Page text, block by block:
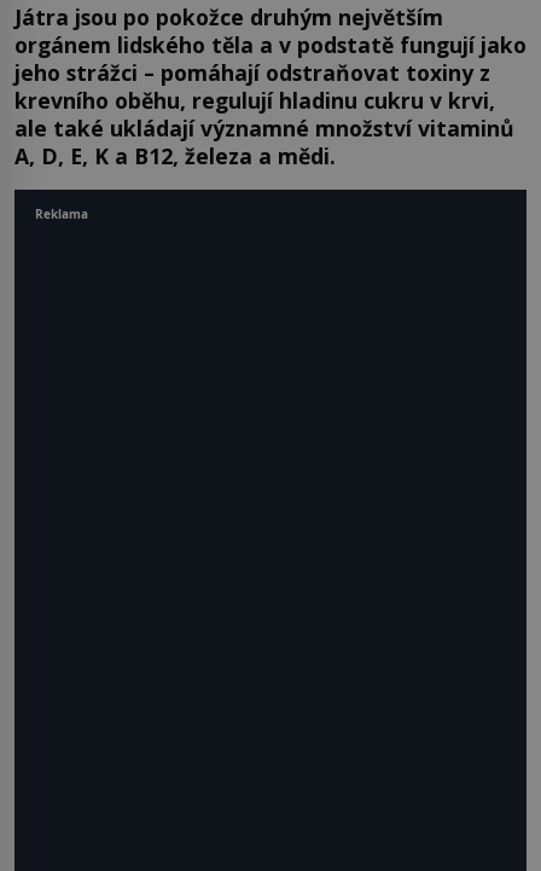
Játra jsou po pokožce druhým největším
orgánem lidského těla a v podstatě fungují jako
jeho strážci – pomáhají odstraňovat toxiny z
krevního oběhu, regulují hladinu cukru v krvi,
ale také ukládají významné množství vitaminů
A, D, E, K a B12, železa a mědi.
Reklama